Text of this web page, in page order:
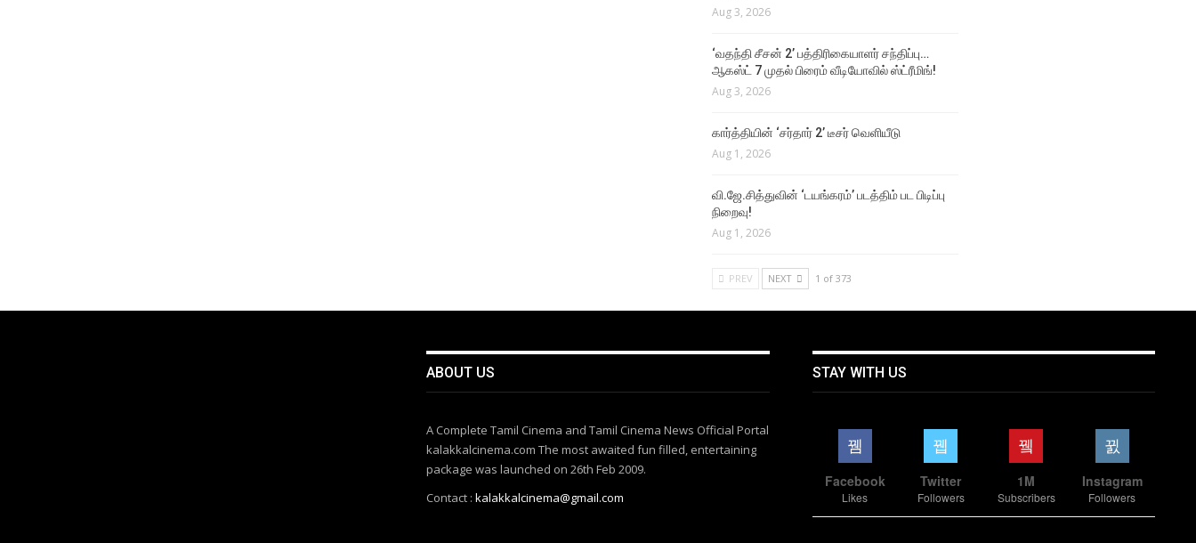
Aug 3, 2026
‘வதந்தி சீசன் 2’ பத்திரிகையாளர் சந்திப்பு…
ஆகஸ்ட் 7 முதல் பிரைம் வீடியோவில் ஸ்ட்ரீமிங்!
Aug 3, 2026
கார்த்தியின் ‘சர்தார் 2’ டீசர் வெளியீடு
Aug 1, 2026
வி.ஜே.சித்துவின் ‘டயங்கரம்’ படத்திம் பட பிடிப்பு
நிறைவு!
Aug 1, 2026
PREV NEXT 1 of 373
ABOUT US
A Complete Tamil Cinema and Tamil Cinema News Official Portal
kalakkalcinema.com The most awaited fun filled, entertaining
package was launched on 26th Feb 2009.
Contact :kalakkalcinema@gmail.com
STAY WITH US
Facebook
Likes
Twitter
Followers
1M
Subscribers
Instagram
Followers